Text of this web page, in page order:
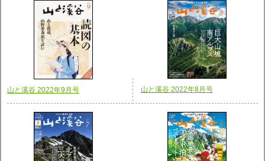
山と溪谷 2022年9月号 山と溪谷 2022年8月号